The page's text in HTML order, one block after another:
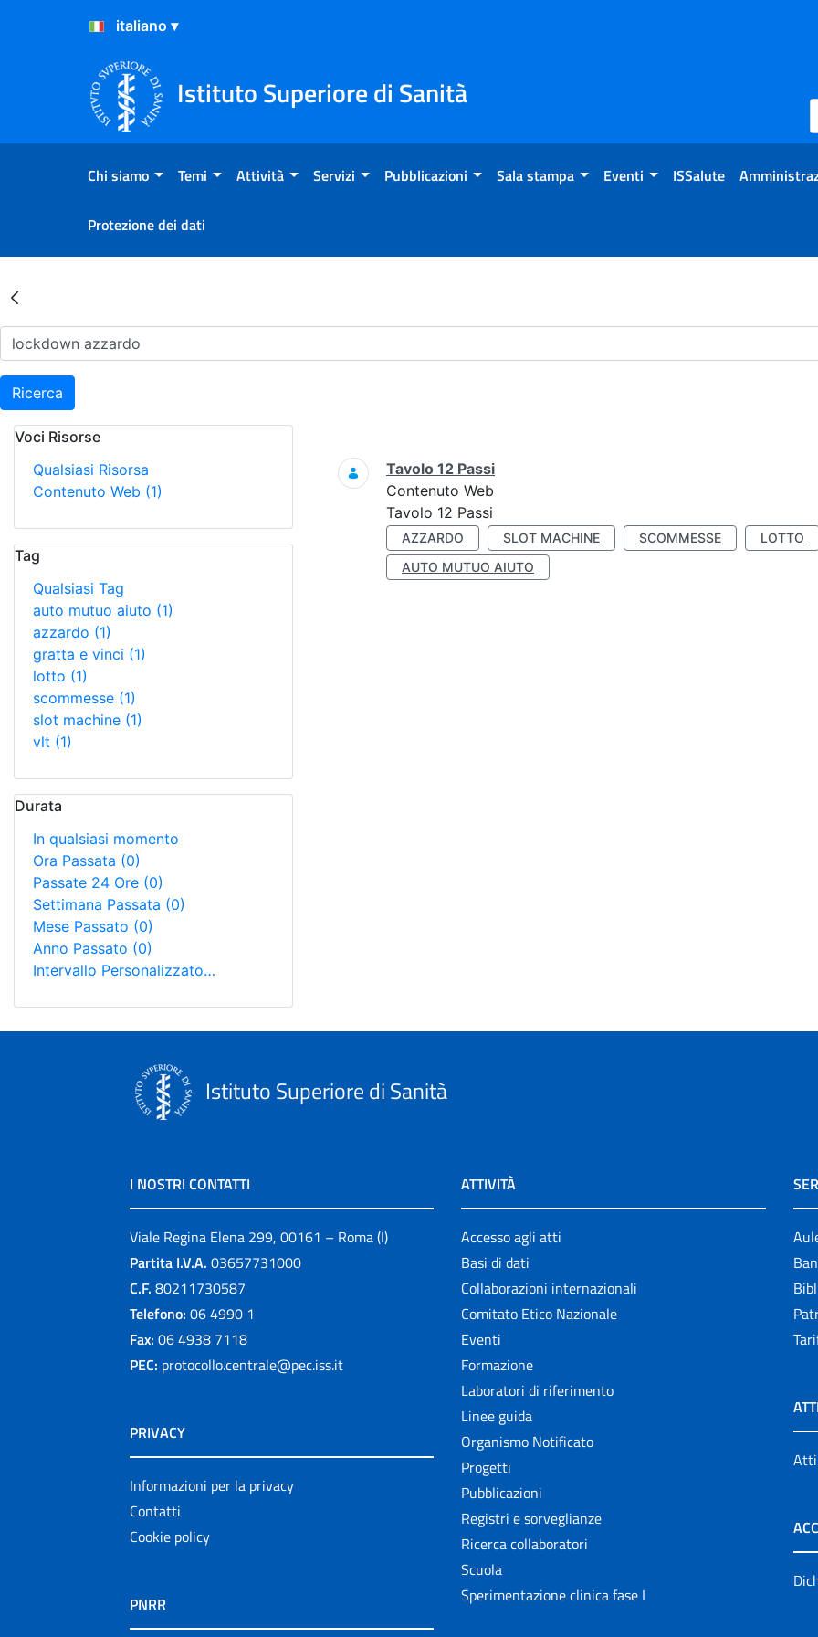
Salta al Contenuto
Salta al Footer
Istituto Superiore di Sanità
Chi siamo Temi Attività Servizi Pubblicazioni Sala stampa Eventi ISSalute
Protezione dei dati
Risultati della Ricerca - Archivio
Ricerca
Voci Risorse
Qualsiasi Risorsa
Contenuto Web (1)
Tag
Qualsiasi Tag
auto mutuo aiuto (1)
azzardo (1)
gratta e vinci (1)
lotto (1)
scommesse (1)
slot machine (1)
vlt (1)
Durata
In qualsiasi momento
Ora Passata (0)
Passate 24 Ore (0)
Settimana Passata (0)
Mese Passato (0)
Anno Passato (0)
Intervallo Personalizzato…
Ricerca
Tavolo 12 Passi
Contenuto Web
Tavolo 12 Passi
AZZARDO SLOT MACHINE SCOMMESSE
LOTTO
AUTO MUTUO AIUTO
Istituto Superiore di Sanità
I NOSTRI CONTATTI
Viale Regina Elena 299, 00161 – Roma (I)
Partita I.V.A. 03657731000
C.F. 80211730587
Telefono: 06 4990 1
Fax: 06 4938 7118
PEC: protocollo.centrale@pec.iss.it
PRIVACY
Informazioni per la privacy
Contatti
Cookie policy
PNRR
ATTIVITÀ
Accesso agli atti
Basi di dati
Collaborazioni internazionali
Comitato Etico Nazionale
Eventi
Formazione
Laboratori di riferimento
Linee guida
Organismo Notificato
Progetti
Pubblicazioni
Registri e sorveglianze
Ricerca collaboratori
Scuola
Sperimentazione clinica fase I
Atti